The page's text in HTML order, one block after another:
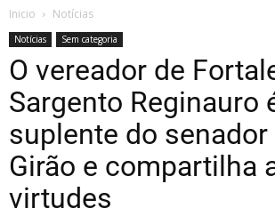
Inicio Notícias
Notícias Sem categoria
O vereador de
Sargento Reginauro
suplente do senador
Girão e compartilha
virtudes